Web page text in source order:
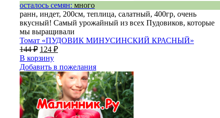
осталось семян: много
ранн, индет, 200см, теплица, салатный, 400гр, очень
вкусный! Самый урожайный из всех Пудовиков, которые
мы выращивали
Томат «ПУДОВИК МИНУСИНСКИЙ КРАСНЫЙ»
144₽ 124 ₽
В корзину
Добавить в пожелания